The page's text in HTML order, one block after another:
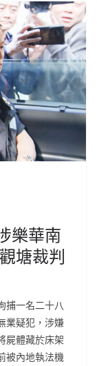
樂華南
塘裁判
捕一名二十八
業疑犯，涉嫌
屍體藏於床架
被內地執法機